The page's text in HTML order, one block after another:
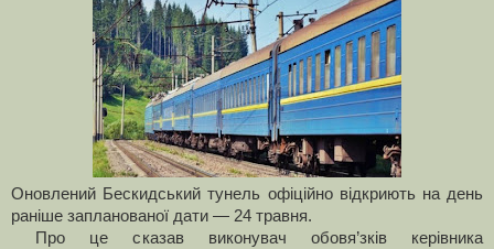
Оновлений Бескидський тунель офіційно відкриють на день
раніше запланованої дати — 24 травня.
Про це сказав виконувач обовя’зків керівника